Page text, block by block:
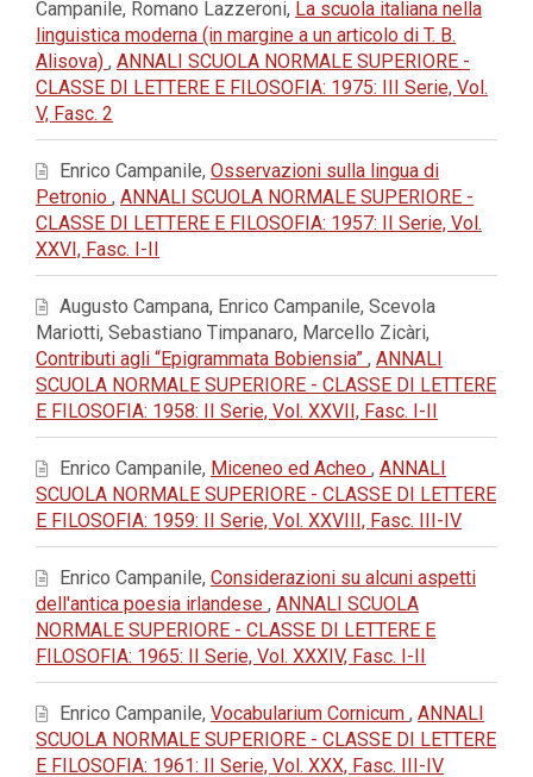
Campanile, Romano Lazzeroni, La scuola italiana nella
linguistica moderna (in margine a un articolo di T. B.
Alisova) , ANNALI SCUOLA NORMALE SUPERIORE -
CLASSE DI LETTERE E FILOSOFIA: 1975: III Serie, Vol.
V, Fasc. 2
Enrico Campanile, Osservazioni sulla lingua di
Petronio , ANNALI SCUOLA NORMALE SUPERIORE -
CLASSE DI LETTERE E FILOSOFIA: 1957: II Serie, Vol.
XXVI, Fasc. I-II
Augusto Campana, Enrico Campanile, Scevola
Mariotti, Sebastiano Timpanaro, Marcello Zicàri,
Contributi agli “Epigrammata Bobiensia” , ANNALI
SCUOLA NORMALE SUPERIORE - CLASSE DI LETTERE
E FILOSOFIA: 1958: II Serie, Vol. XXVII, Fasc. I-II
Enrico Campanile, Miceneo ed Acheo , ANNALI
SCUOLA NORMALE SUPERIORE - CLASSE DI LETTERE
E FILOSOFIA: 1959: II Serie, Vol. XXVIII, Fasc. III-IV
Enrico Campanile, Considerazioni su alcuni aspetti
dell'antica poesia irlandese , ANNALI SCUOLA
NORMALE SUPERIORE - CLASSE DI LETTERE E
FILOSOFIA: 1965: II Serie, Vol. XXXIV, Fasc. I-II
Enrico Campanile, Vocabularium Cornicum , ANNALI
SCUOLA NORMALE SUPERIORE - CLASSE DI LETTERE
E FILOSOFIA: 1961: II Serie, Vol. XXX, Fasc. III-IV